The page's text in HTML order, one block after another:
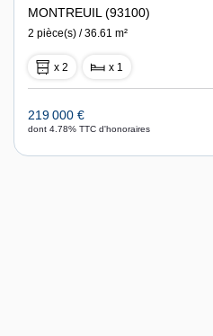
MONTREUIL (93100)
2 pièce(s) / 36.61 m²
x 2 x 1
219 000 €
dont 4.78% TTC d'honoraires